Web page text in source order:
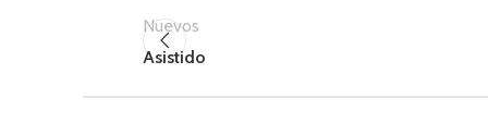
Nuevos
Asistido